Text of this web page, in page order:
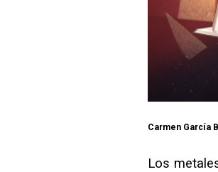
Carmen García
Los